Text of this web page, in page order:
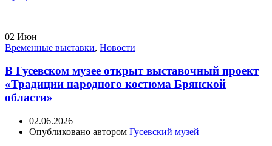
02 Июн
Временные выставки, Новости
В Гусевском музее открыт выставочный проект
«Традиции народного костюма Брянской
области»
02.06.2026
Опубликовано автором Гусевский музей